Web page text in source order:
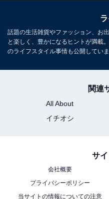
Amazon
話題の生活雑貨やファッション、お
と楽しく、豊かになるヒントが満載
のライフスタイル事情も公開していま
関連
All About
イチオシ
サ
会社概要
プライバシーポリシー
当サイトの情報についての注意